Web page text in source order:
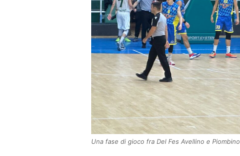
Una fase di gioco fra Del Fes Avellino e Piombino